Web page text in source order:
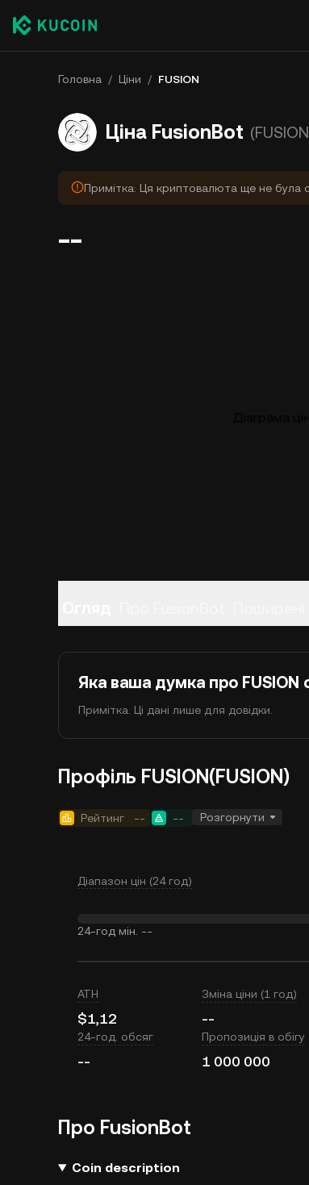
Головна / Ціни / FUSION
Ціна FusionBot
Примітка: Ця криптовалюта ще не була
--
Яка ваша думка про FUSION
Примітка. Ці дані лише для довідки.
Профіль FUSION(FUSION)
Рейтинг -- -- Розгорнути
Діапазон цін (24 год)
24-год мін. --
ATH
$1,12
Зміна ціни (1 год)
--
24-год. обсяг
--
Пропозиція в обігу
1 000 000
Про FusionBot
Coin description